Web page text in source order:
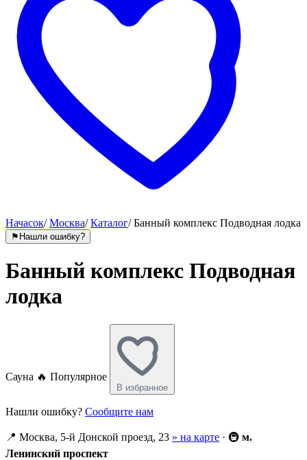
Начасок/ Москва/ Каталог/ Банный комплекс Подводная лодка
⚑ Нашли ошибку?
Банный комплекс Подводная
лодка
Сауна 🔥 Популярное
В избранное
Нашли ошибку? Сообщите нам
📍 Москва, 5-й Донской проезд, 23 » на карте · 🚇 м.
Ленинский проспект